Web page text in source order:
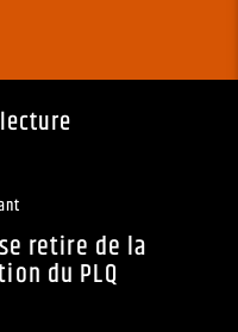
retire de la
du PLQ